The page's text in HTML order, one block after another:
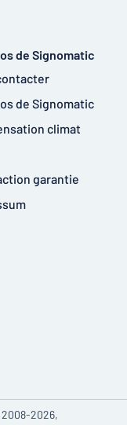
de Signomatic
de Signomatic
climat
garantie
2026,